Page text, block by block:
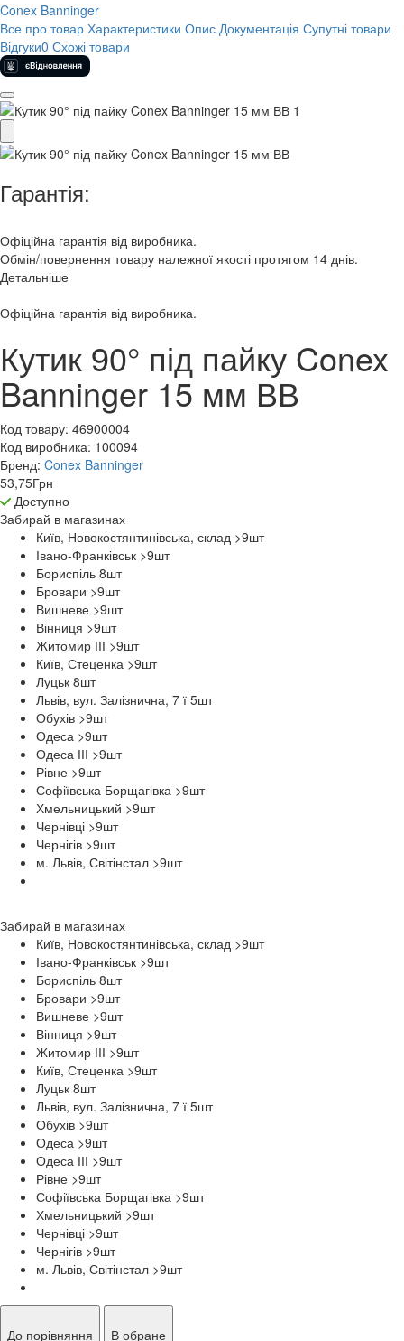
Conex Banninger
Все про товар Характеристики Опис Документація Супутні товари
Відгуки0 Схожі товари
Гарантія:
Офіційна гарантія від виробника.
Обмін/повернення товару належної якості протягом 14 днів.
Детальніше
Офіційна гарантія від виробника.
Кутик 90° під пайку Conex
Banninger 15 мм ВВ
Код товару: 46900004
Код виробника: 100094
Бренд: Conex Banninger
53,75Грн
Доступно
Забирай в магазинах
Київ, Новокостянтинівська, склад >9шт
Івано-Франківськ >9шт
Бориспіль 8шт
Бровари >9шт
Вишневе >9шт
Вінниця >9шт
Житомир ІІІ >9шт
Київ, Стеценка >9шт
Луцьк 8шт
Львів, вул. Залізнична, 7 ї 5шт
Обухів >9шт
Одеса >9шт
Одеса ІІІ >9шт
Рівне >9шт
Софіївська Борщагівка >9шт
Хмельницький >9шт
Чернівці >9шт
Чернігів >9шт
м. Львів, Світінстал >9шт
Забирай в магазинах
Київ, Новокостянтинівська, склад >9шт
Івано-Франківськ >9шт
Бориспіль 8шт
Бровари >9шт
Вишневе >9шт
Вінниця >9шт
Житомир ІІІ >9шт
Київ, Стеценка >9шт
Луцьк 8шт
Львів, вул. Залізнична, 7 ї 5шт
Обухів >9шт
Одеса >9шт
Одеса ІІІ >9шт
Рівне >9шт
Софіївська Борщагівка >9шт
Хмельницький >9шт
Чернівці >9шт
Чернігів >9шт
м. Львів, Світінстал >9шт
До порівняння В обране